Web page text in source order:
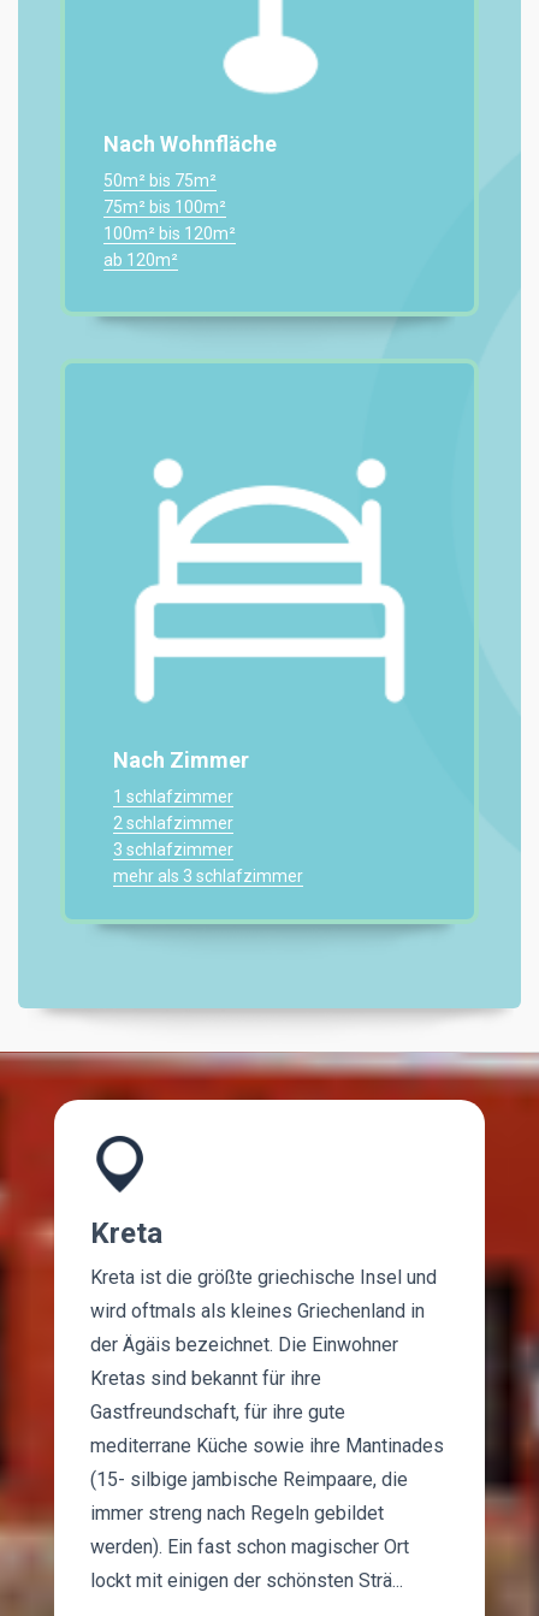
Nach Wohnfläche
50m² bis 75m²
75m² bis 100m²
100m² bis 120m²
ab 120m²
Nach Zimmer
1 schlafzimmer
2 schlafzimmer
3 schlafzimmer
mehr als 3 schlafzimmer
Kreta
Kreta ist die größte griechische Insel und
wird oftmals als kleines Griechenland in
der Ägäis bezeichnet. Die Einwohner
Kretas sind bekannt für ihre
Gastfreundschaft, für ihre gute
mediterrane Küche sowie ihre Mantinades
(15- silbige jambische Reimpaare, die
immer streng nach Regeln gebildet
werden). Ein fast schon magischer Ort
lockt mit einigen der schönsten Strä...